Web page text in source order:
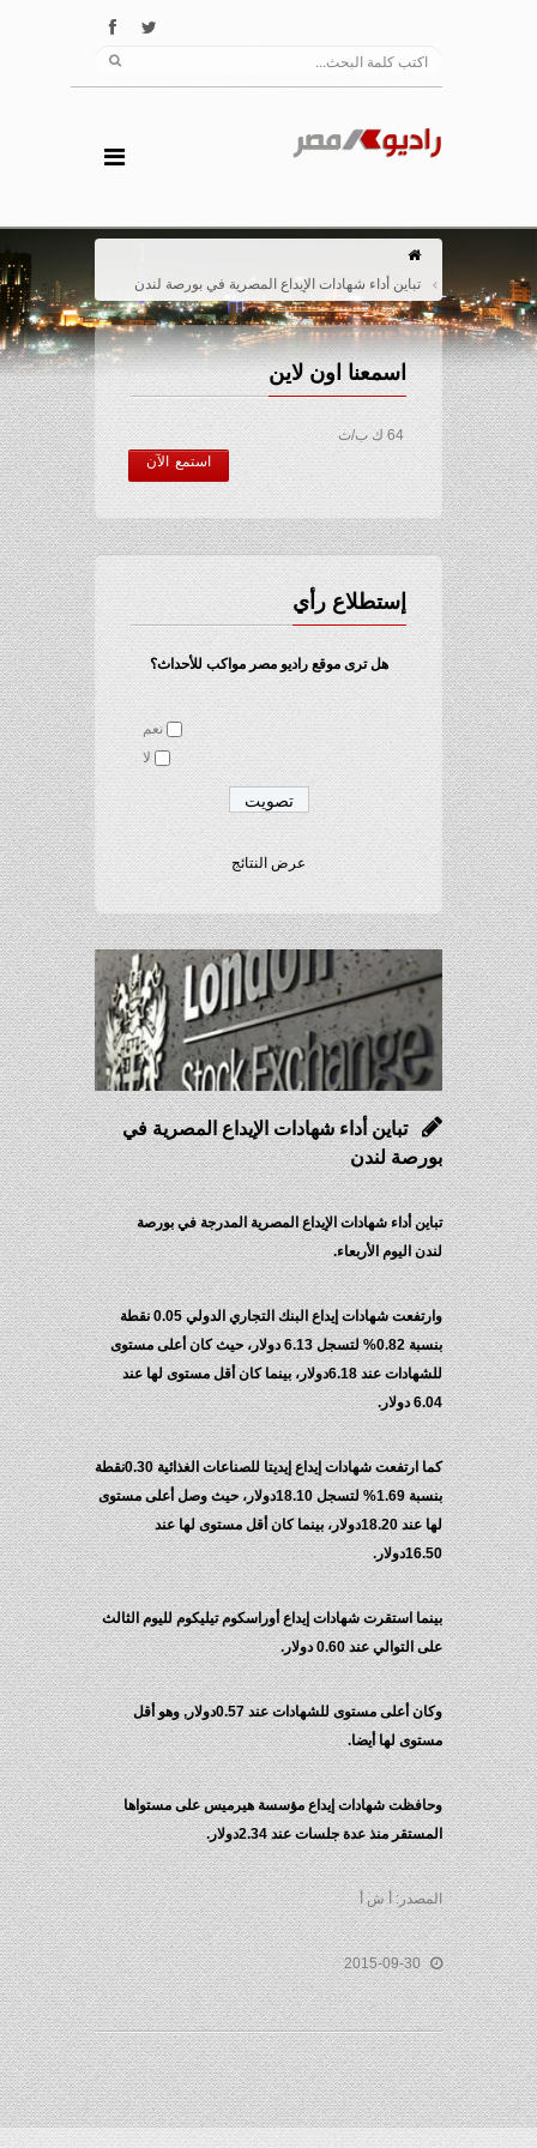
تباين أداء شهادات الإيداع المصرية في بورصة لندن
اسمعنا اون لاين
64 ك ب/ث
استمع الآن
إستطلاع رأي
هل ترى موقع راديو مصر مواكب للأحداث؟
نعم
لا
عرض النتائج
تباين أداء شهادات الإيداع المصرية في
بورصة لندن
تباين أداء شهادات الإيداع المصرية المدرجة في بورصة
لندن اليوم الأربعاء.
وارتفعت شهادات إيداع البنك التجاري الدولي 0.05 نقطة
بنسبة 0.82% لتسجل 6.13 دولار، حيث كان أعلى مستوى
للشهادات عند 6.18دولار، بينما كان أقل مستوى لها عند
6.04 دولار.
كما ارتفعت شهادات إيداع إيديتا للصناعات الغذائية 0.30نقطة
بنسبة 1.69% لتسجل 18.10دولار، حيث وصل أعلى مستوى
لها عند 18.20دولار، بينما كان أقل مستوى لها عند
16.50دولار.
بينما استقرت شهادات إيداع أوراسكوم تيليكوم لليوم الثالث
على التوالي عند 0.60 دولار.
وكان أعلى مستوى للشهادات عند 0.57دولار, وهو أقل
مستوى لها أيضا.
وحافظت شهادات إيداع مؤسسة هيرميس على مستواها
المستقر منذ عدة جلسات عند 2.34دولار.
المصدر: أ ش أ
2015-09-30